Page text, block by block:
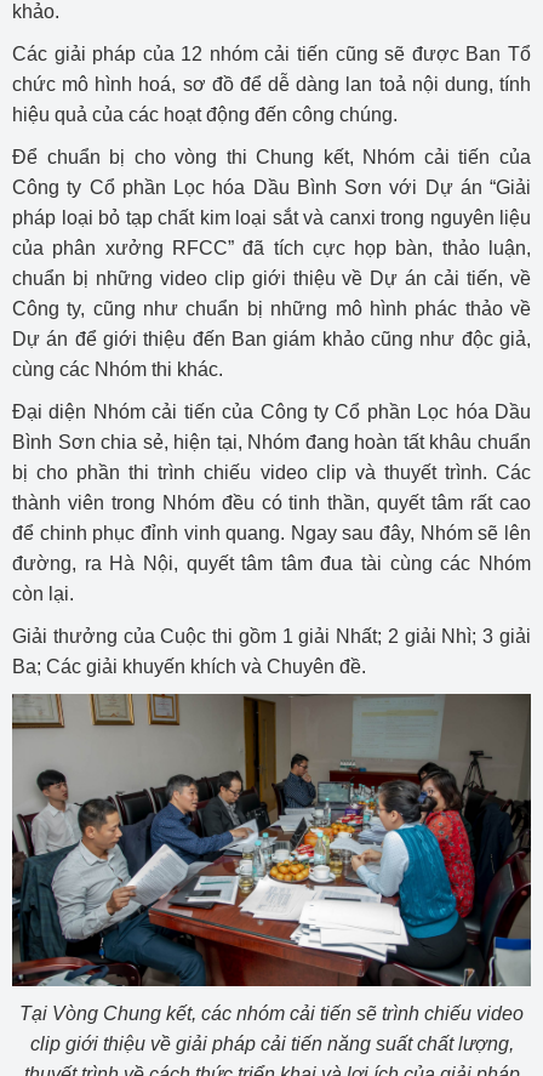
khảo.
Các giải pháp của 12 nhóm cải tiến cũng sẽ được Ban Tổ
chức mô hình hoá, sơ đồ để dễ dàng lan toả nội dung, tính
hiệu quả của các hoạt động đến công chúng.
Để chuẩn bị cho vòng thi Chung kết, Nhóm cải tiến của
Công ty Cổ phần Lọc hóa Dầu Bình Sơn với Dự án “Giải
pháp loại bỏ tạp chất kim loại sắt và canxi trong nguyên liệu
của phân xưởng RFCC” đã tích cực họp bàn, thảo luận,
chuẩn bị những video clip giới thiệu về Dự án cải tiến, về
Công ty, cũng như chuẩn bị những mô hình phác thảo về
Dự án để giới thiệu đến Ban giám khảo cũng như độc giả,
cùng các Nhóm thi khác.
Đại diện Nhóm cải tiến của Công ty Cổ phần Lọc hóa Dầu
Bình Sơn chia sẻ, hiện tại, Nhóm đang hoàn tất khâu chuẩn
bị cho phần thi trình chiếu video clip và thuyết trình. Các
thành viên trong Nhóm đều có tinh thần, quyết tâm rất cao
để chinh phục đỉnh vinh quang. Ngay sau đây, Nhóm sẽ lên
đường, ra Hà Nội, quyết tâm tâm đua tài cùng các Nhóm
còn lại.
Giải thưởng của Cuộc thi gồm 1 giải Nhất; 2 giải Nhì; 3 giải
Ba; Các giải khuyến khích và Chuyên đề.
Tại Vòng Chung kết, các nhóm cải tiến sẽ trình chiếu video
clip giới thiệu về giải pháp cải tiến năng suất chất lượng,